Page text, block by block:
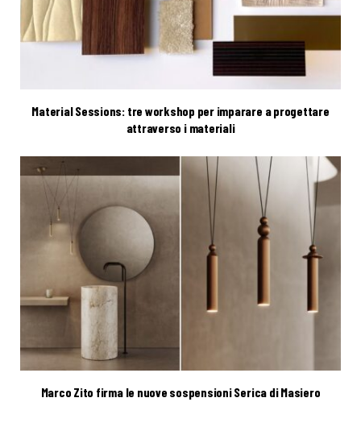
Material Sessions: tre workshop per imparare a progettare
attraverso i materiali
Marco Zito firma le nuove sospensioni Serica di Masiero